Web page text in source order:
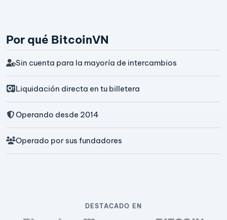
Por qué BitcoinVN
Sin cuenta para la mayoría de intercambios
Liquidación directa en tu billetera
Operando desde 2014
Operado por sus fundadores
DESTACADO EN